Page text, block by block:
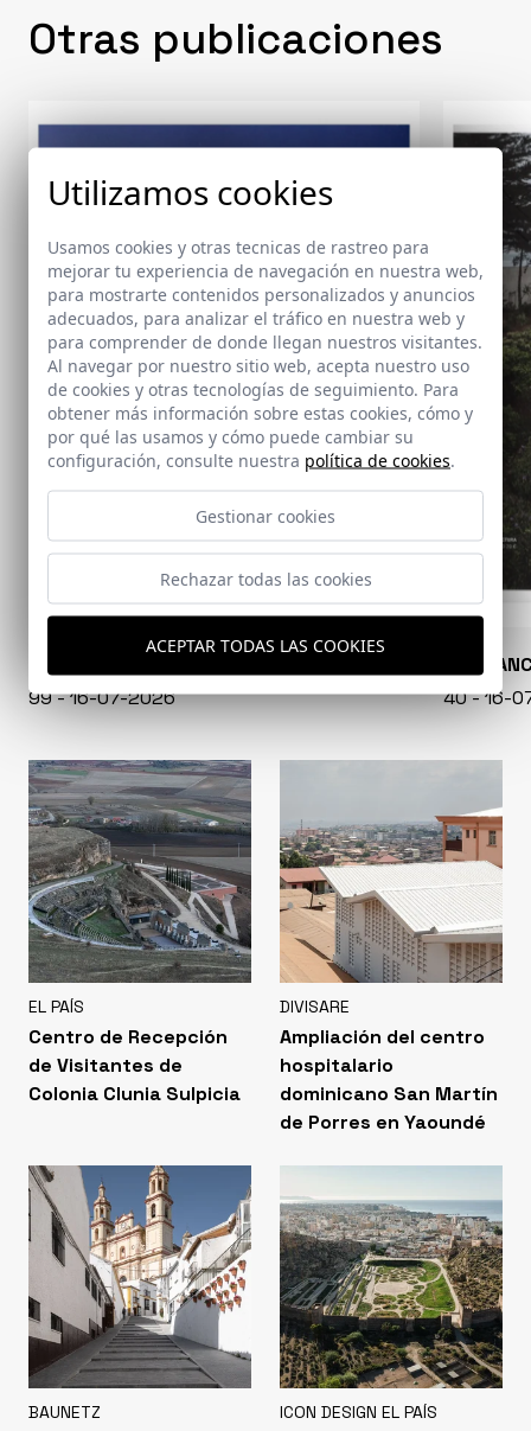
Otras publicaciones
99 - 16-07-2026
EN
40 - 16-
EL PAÍS
Centro de Recepción
de Visitantes de
Colonia Clunia Sulpicia
DIVISARE
Ampliación del centro
hospitalario
dominicano San Martín
de Porres en Yaoundé
BAUNETZ ICON DESIGN EL PAÍS
Utilizamos cookies
Usamos cookies y otras tecnicas de rastreo para
mejorar tu experiencia de navegación en nuestra web,
para mostrarte contenidos personalizados y anuncios
adecuados, para analizar el tráfico en nuestra web y
para comprender de donde llegan nuestros visitantes.
Al navegar por nuestro sitio web, acepta nuestro uso
de cookies y otras tecnologías de seguimiento. Para
obtener más información sobre estas cookies, cómo y
por qué las usamos y cómo puede cambiar su
configuración, consulte nuestra política de cookies.
Gestionar cookies
Rechazar todas las cookies
ACEPTAR TODAS LAS COOKIES